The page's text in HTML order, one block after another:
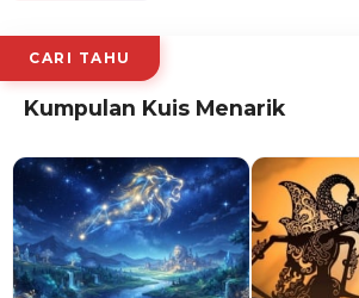
CARI TAHU
Kumpulan Kuis Menarik